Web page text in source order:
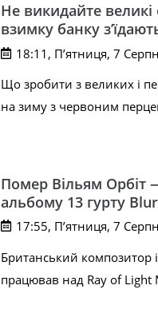
Не викидайте
взимку банку
18:11, П’ятниця, 7
Що зробити з великих і
на зиму з червоним
Помер Вільям Орбіт
альбому 13 гурту Blur
17:55, П’ятниця, 7
Британський композитор
працював над Ray of